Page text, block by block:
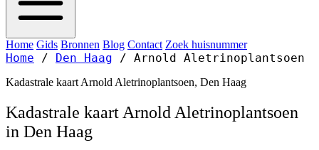
Home Gids Bronnen Blog Contact Zoek huisnummer
Home / Den Haag / Arnold Aletrinoplantsoen
Kadastrale kaart Arnold Aletrinoplantsoen, Den Haag
Kadastrale kaart Arnold Aletrinoplantsoen
in Den Haag